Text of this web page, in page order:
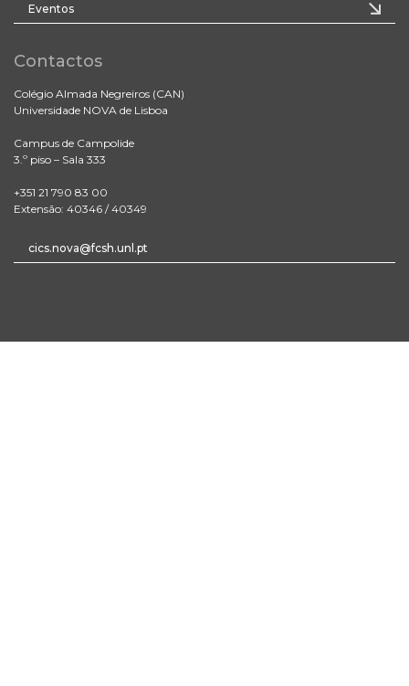
Eventos
Contactos
Colégio Almada Negreiros (CAN)
Universidade NOVA de Lisboa
Campus de Campolide
3.º piso – Sala 333
+351 21 790 83 00
Extensão: 40346 / 40349
cics.nova@fcsh.unl.pt